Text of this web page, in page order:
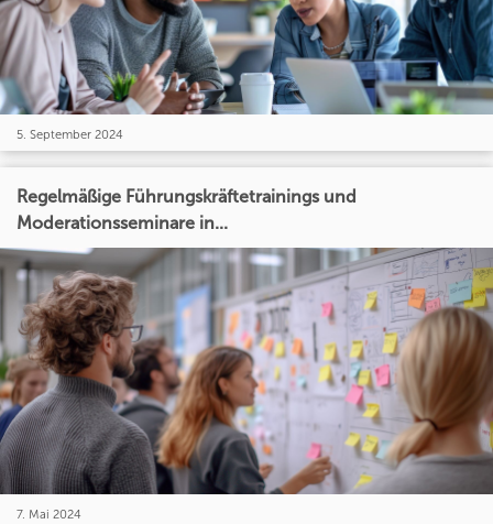
5. September 2024
Regelmäßige Führungskräftetrainings und
Moderationsseminare in...
7. Mai 2024